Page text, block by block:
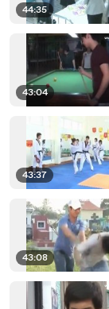
44:35
43:04
43:37
43:08